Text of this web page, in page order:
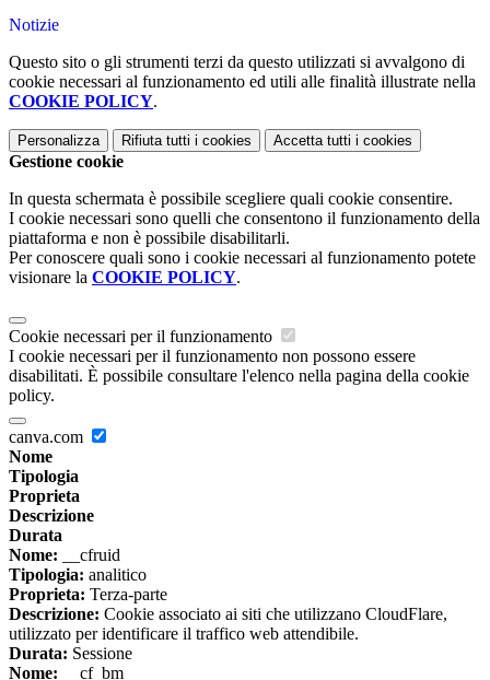
Notizie
Questo sito o gli strumenti terzi da questo utilizzati si avvalgono di
cookie necessari al funzionamento ed utili alle finalità illustrate nella
COOKIE POLICY.
Personalizza Rifiuta tutti i cookies Accetta tutti i cookies
Gestione cookie
In questa schermata è possibile scegliere quali cookie consentire.
I cookie necessari sono quelli che consentono il funzionamento della
piattaforma e non è possibile disabilitarli.
Per conoscere quali sono i cookie necessari al funzionamento potete
visionare la COOKIE POLICY.
Cookie necessari per il funzionamento
I cookie necessari per il funzionamento non possono essere
disabilitati. È possibile consultare l'elenco nella pagina della cookie
policy.
canva.com
Nome
Tipologia
Proprieta
Descrizione
Durata
Nome: __cfruid
Tipologia: analitico
Proprieta: Terza-parte
Descrizione: Cookie associato ai siti che utilizzano CloudFlare,
utilizzato per identificare il traffico web attendibile.
Durata: Sessione
Nome: __cf_bm